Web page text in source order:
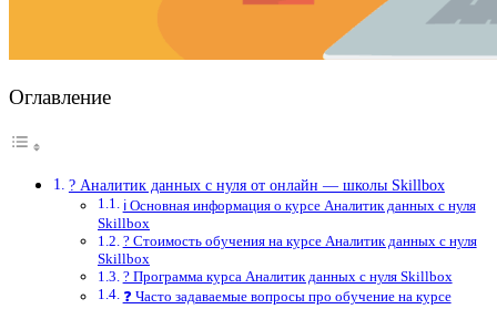
Оглавление
? Аналитик данных с нуля от онлайн — школы Skillbox
ℹ️ Основная информация о курсе Аналитик данных с нуля
Skillbox
? Стоимость обучения на курсе Аналитик данных с нуля
Skillbox
? Программа курса Аналитик данных с нуля Skillbox
❓ Часто задаваемые вопросы про обучение на курсе